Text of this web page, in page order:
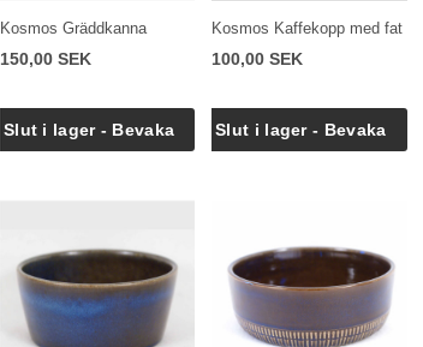
Kosmos Gräddkanna
150,00 SEK
Kosmos Kaffekopp med fat
100,00 SEK